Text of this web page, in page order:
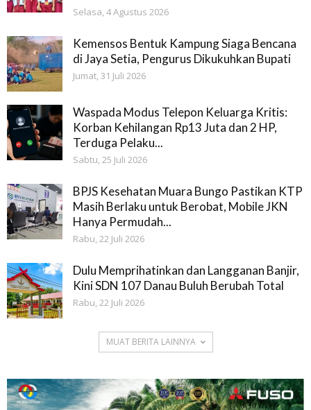
Selasa, 4 Agustus 2026
Kemensos Bentuk Kampung Siaga Bencana
di Jaya Setia, Pengurus Dikukuhkan Bupati
Jumat, 31 Juli 2026
Waspada Modus Telepon Keluarga Kritis:
Korban Kehilangan Rp13 Juta dan 2 HP,
Terduga Pelaku...
Sabtu, 25 Juli 2026
BPJS Kesehatan Muara Bungo Pastikan KTP
Masih Berlaku untuk Berobat, Mobile JKN
Hanya Permudah...
Rabu, 22 Juli 2026
Dulu Memprihatinkan dan Langganan Banjir,
Kini SDN 107 Danau Buluh Berubah Total
Rabu, 22 Juli 2026
MUAT BERITA LAINNYA